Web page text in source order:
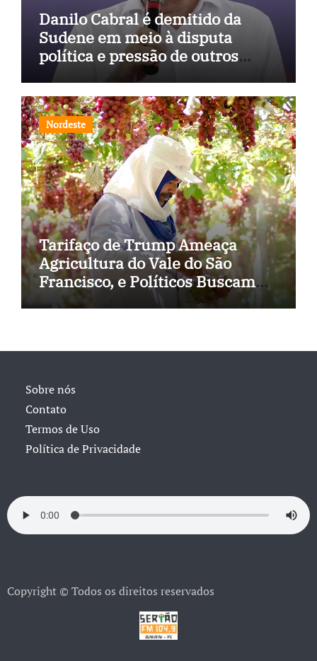
Danilo Cabral é demitido da
Sudene em meio à disputa
política e pressão de outros
estados
Nordeste
Tarifaço de Trump Ameaça
Agricultura do Vale do São
Francisco, e Políticos Buscam
Soluções
Sobre nós
Contato
Termos de Uso
Política de Privacidade
Copyright © Todos os direitos reservados